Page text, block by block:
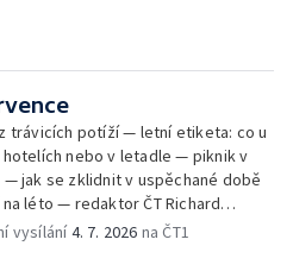
trávicích potíží — letní etiketa: co u
nebo v letadle — piknik v
jak se zklidnit v uspěchané době
léto — redaktor ČT Richard
vysílání4. 7. 2026 na ČT1